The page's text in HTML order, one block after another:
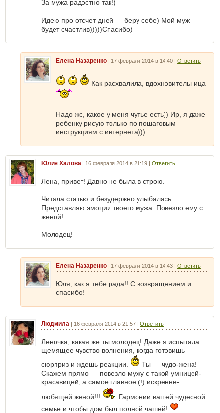
За мужа радостно так!)
Идею про отсчет дней — беру себе) Мой муж
будет счастлив)))))Спасибо)
Елена Назаренко | 17 февраля 2014 в 14:40 | Ответить
Как расхвалила, вдохновительница
Надо же, какое у меня чутье есть)) Ир, я даже
ребенку рисую только по пошаговым
инструкциям с интернета)))
Юлия Халова | 16 февраля 2014 в 21:19 | Ответить
Лена, привет! Давно не была в строю.
Читала статью и безудержно улыбалась.
Представляю эмоции твоего мужа. Повезло ему с
женой!
Молодец!
Елена Назаренко | 17 февраля 2014 в 14:43 | Ответить
Юля, как я тебе рада!! С возвращением и
спасибо!
Людмила | 16 февраля 2014 в 21:57 | Ответить
Леночка, какая же ты молодец! Даже я испытала
щемящее чувство волнения, когда готовишь
сюрприз и ждешь реакции.
Ты — чудо-жена!
Скажем прямо — повезло мужу с такой умницей-
красавицей, а самое главное (!) искренне-
любящей женой!!!
Гармонии вашей чудесной
семье и чтобы дом был полной чашей!